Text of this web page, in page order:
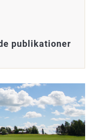
publikationer